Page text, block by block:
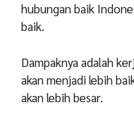
hubungan baik
baik.
Dampaknya adalah
akan menjadi lebih
akan lebih besar.